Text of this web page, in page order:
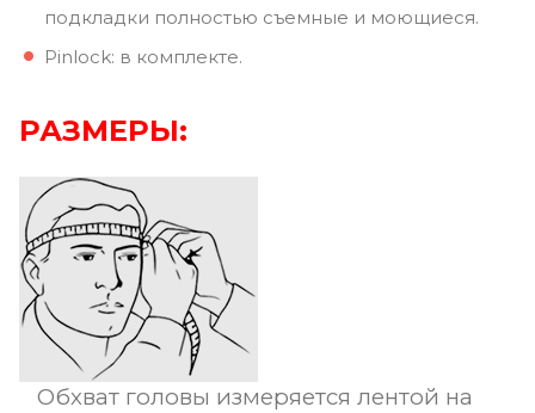
подкладки полностью съемные и моющиеся.
Pinlock: в комплекте.
РАЗМЕРЫ:
Обхват головы измеряется лентой на